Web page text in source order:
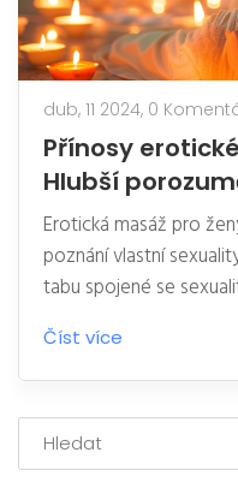
dub, 11 2024, 0
Přínosy
Hlubší
Erotická masáž pro
poznání vlastní
tabu spojené se
porozumění a spojení
Článek nabízí pohled
ovlivňuje ženskou
podporuje hlubší
přínosy, techniky a
tímto způsobem spojit
Číst více